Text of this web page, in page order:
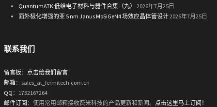
QuantumATK 低维电子材料与器件合集（九）
2026年7月25日
面外极化增强的亚 5 nm Janus MoSiGeN4 场效应晶体管设计2026年7月25日
联系我们
留言板 ： 点击给我们留言
邮箱：sales_at_fermitech.com.cn
QQ ：1732167264
邮件订阅 ：使用常用邮箱接收费米科技的产品更新和新闻。 点击这里马上订阅！